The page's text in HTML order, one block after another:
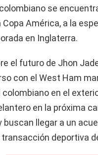
se
América, a la
en Inglaterra.
el futuro de Jhon
con el West Ham
en el
en la próxima
buscan llegar a un
deportiva